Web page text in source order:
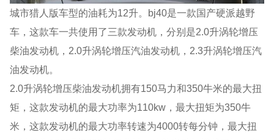
城市猎人版车型的油耗为12升。bj40是一款国产硬派越野
车，这款车一共使用了三款发动机，分别是2.0升涡轮增压
柴油发动机，2.0升涡轮增压汽油发动机，2.3升涡轮增压汽
油发动机。
2.0升涡轮增压柴油发动机拥有150马力和350牛米的最大扭
矩，这款发动机的最大功率为110kw，最大扭矩为350牛
米，这款发动机的最大功率转速为4000转每分钟，最大扭